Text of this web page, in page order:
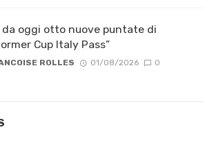
da oggi otto nuove puntate di
Cup Italy Pass”
ROLLES 01/08/2026 0